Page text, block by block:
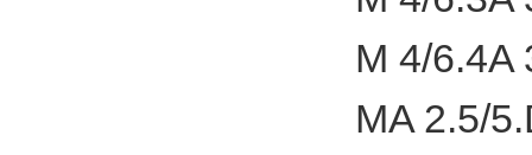
M 4/6.4A
MA 2.5/